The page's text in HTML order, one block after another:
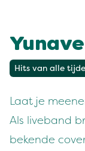
Hits van alle
Laat je
Als liveband
bekende